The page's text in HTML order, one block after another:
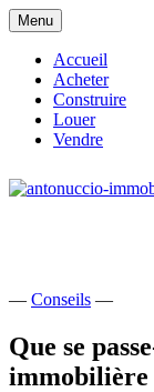
Skip
to
content
Menu
Accueil
Acheter
Construire
Louer
Vendre
— Conseils —
Que se
immobilière